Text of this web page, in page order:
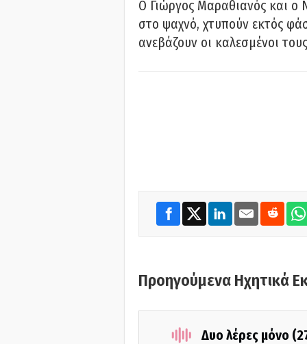
Ο Γιώργος Μαραθιανός και ο
στο ψαχνό, χτυπούν εκτός
ανεβάζουν οι καλεσμένοι
Προηγούμενα Ηχητικά
Δυο λέρες μόνο